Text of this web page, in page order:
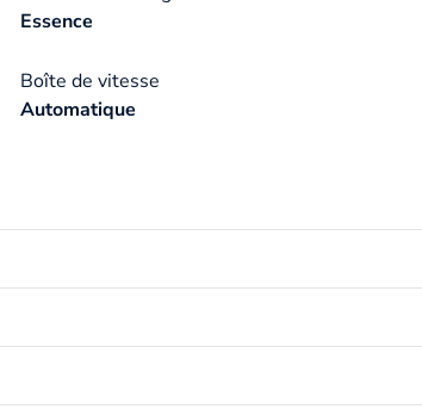
Essence
Boîte de vitesse
Automatique